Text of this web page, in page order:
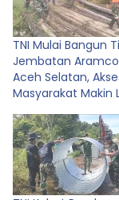
TNI Mulai Bangun
Jembatan
Aceh Selatan,
Masyarakat Makin